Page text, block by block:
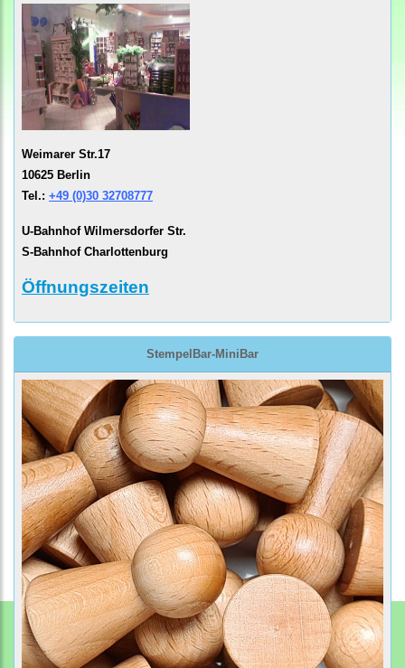
Weimarer Str.17
10625 Berlin
Tel.: +49 (0)30 32708777
U-Bahnhof Wilmersdorfer Str.
S-Bahnhof Charlottenburg
Öffnungszeiten
StempelBar-MiniBar